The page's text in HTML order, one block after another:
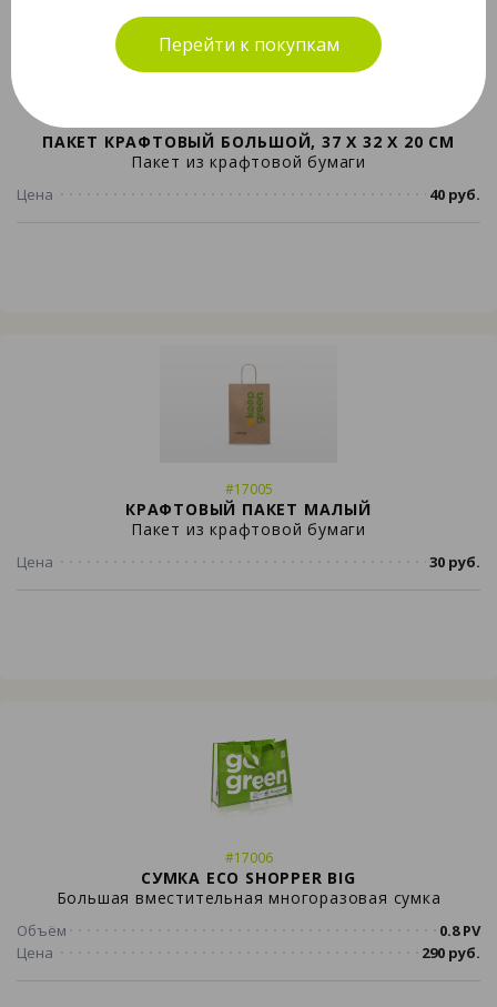
Перейти к покупкам
ПАКЕТ КРАФТОВЫЙ БОЛЬШОЙ, 37 Х 32 Х 20 СМ
Пакет из крафтовой бумаги
Цена 40 руб.
#17005
КРАФТОВЫЙ ПАКЕТ МАЛЫЙ
Пакет из крафтовой бумаги
Цена 30 руб.
#17006
СУМКА ECO SHOPPER BIG
Большая вместительная многоразовая сумка
Объём
0.8 PV
Цена
290 руб.